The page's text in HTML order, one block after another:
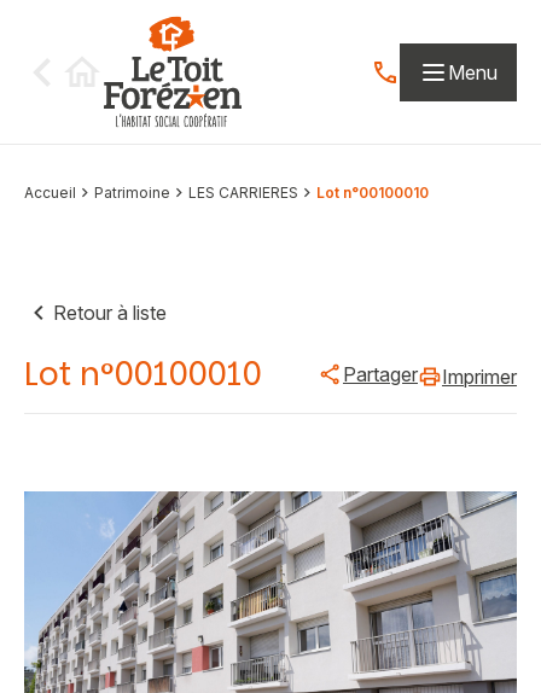
Contactez-nous
Menu
Accueil Patrimoine LES CARRIERES Lot n°00100010
Retour à liste
Lot n°00100010 Partager Imprimer